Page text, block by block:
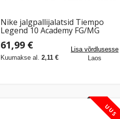
Nike jalgpallijalatsid Tiempo
Legend 10 Academy FG/MG
DV4337 402 44
61,99 €
Kuumakse al. 2,11 €
Lisa võrdlusesse
Laos
UUS